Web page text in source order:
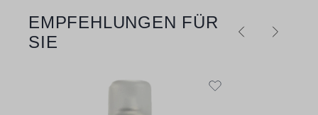
Produktgalerie überspringen
EMPFEHLUNGEN FÜR
SIE